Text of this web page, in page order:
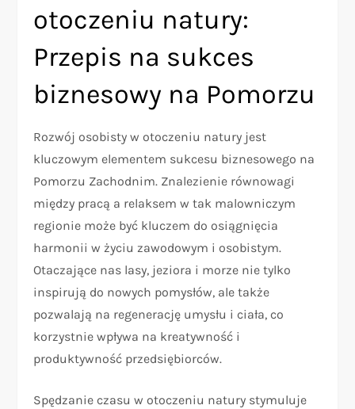
otoczeniu natury:
Przepis na sukces
biznesowy na Pomorzu
Rozwój osobisty w otoczeniu natury jest
kluczowym elementem sukcesu biznesowego na
Pomorzu Zachodnim. Znalezienie równowagi
między pracą a relaksem w tak malowniczym
regionie może być kluczem do osiągnięcia
harmonii w życiu zawodowym i osobistym.
Otaczające nas lasy, jeziora i morze nie tylko
inspirują do nowych pomysłów, ale także
pozwalają na regenerację umysłu i ciała, co
korzystnie wpływa na kreatywność i
produktywność przedsiębiorców.
Spędzanie czasu w otoczeniu natury stymuluje